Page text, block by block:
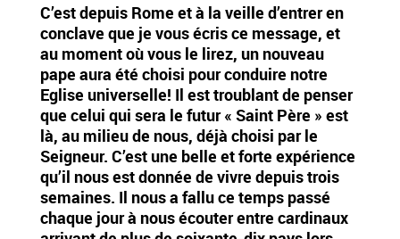
C’est depuis Rome et à la veille d’entrer en
conclave que je vous écris ce message, et
au moment où vous le lirez, un nouveau
pape aura été choisi pour conduire notre
Eglise universelle! Il est troublant de penser
que celui qui sera le futur « Saint Père » est
là, au milieu de nous, déjà choisi par le
Seigneur. C’est une belle et forte expérience
qu’il nous est donnée de vivre depuis trois
semaines. Il nous a fallu ce temps passé
chaque jour à nous écouter entre cardinaux